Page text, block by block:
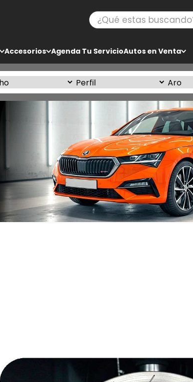
¿Qué estas buscando?
Accesorios Agenda Tu ServicioAutos en Venta